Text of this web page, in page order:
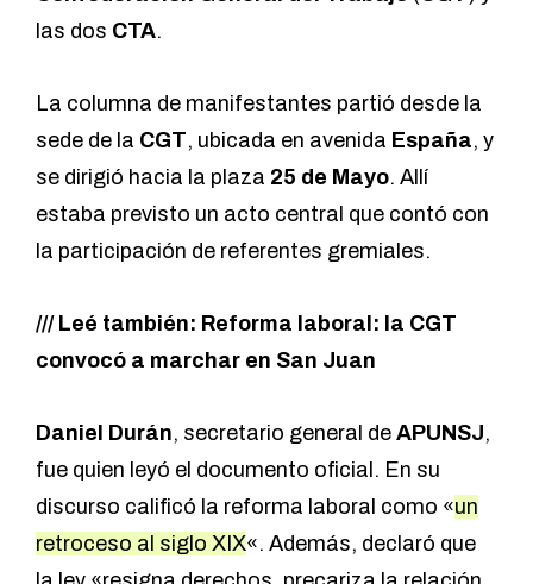
las dos CTA.
La columna de manifestantes partió desde la
sede de la CGT, ubicada en avenida España, y
se dirigió hacia la plaza 25 de Mayo. Allí
estaba previsto un acto central que contó con
la participación de referentes gremiales.
/// Leé también: Reforma laboral: la CGT
convocó a marchar en San Juan
Daniel Durán, secretario general de APUNSJ,
fue quien leyó el documento oficial. En su
discurso calificó la reforma laboral como «un
retroceso al siglo XIX«. Además, declaró que